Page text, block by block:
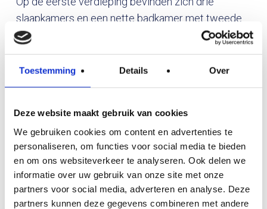
Toestemming Details Over
Deze website maakt gebruik van cookies
We gebruiken cookies om content en advertenties te
personaliseren, om functies voor social media te bieden
en om ons websiteverkeer te analyseren. Ook delen we
informatie over uw gebruik van onze site met onze
partners voor social media, adverteren en analyse. Deze
partners kunnen deze gegevens combineren met andere
slaapkamers en een nette badkamer met tweede
toilet, inloopdouche en wastafelmeubel.
Via een vaste trap is er toegang tot de tweede
verdieping waar de vierde slaapkamer zich bevind.
over een berging (voor bijvoorbeeld het opbergen
van de fietsen en het tuingereedschap) met
overkapping, perfect om te loungen en ’s avonds
heerlijk de houtkachel aan te steken.
Havelte beschikt over diverse voorzieningen, zoals